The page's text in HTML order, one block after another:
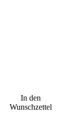
In den
Wunschzettel